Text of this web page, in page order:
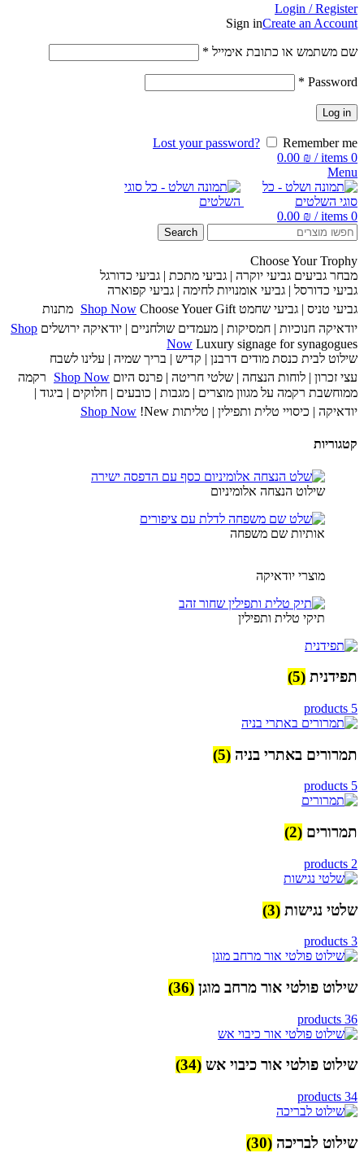
Login / Register
Sign inCreate an Account
שם משתמש או כתובת אימייל *
Password
*
Log in
Lost your password?
Remember me
0
items
/
0.00 ₪
Menu
0
items
/
0.00 ₪
Search
Choose Your Trophy
מבחר גביעים גביעי יוקרה | גביעי מתכת | גביעי כדורגל
גביעי כדורסל | גביעי אומנויות לחימה | גביעי קפוארה
גביעי טניס | גביעי שחמט
Shop Now Choose Youer Gift
מתנות
יודאיקה חנוכיות | חמסיקות | מעמדים שולחניים | יודאיקה ירושלים Shop
Now Luxury signage for synagogues
שילוט לבית כנסת מודים דרבנן | קדיש | בריך שמיה | עלינו לשבח
עצי זכרון | לוחות הנצחה | שלטי חריטה | פרנס היום Shop Now
רקמה
ממוחשבת רקמה על מגוון מוצרים | מגבות | כובעים | חלוקים | ביגוד |
יודאיקה | כיסויי טלית ותפילין | טליתות
Shop Now !New
קטגוריות
שילוט הנצחה אלומיניום
אותיות שם משפחה
מוצרי יודאיקה
תיקי טלית ותפילין
תפידנית (5)
5 products
תמרורים באתרי בניה (5)
5 products
תמרורים (2)
2 products
שלטי נגישות (3)
3 products
שילוט פולטי אור מרחב מוגן (36)
36 products
שילוט פולטי אור כיבוי אש (34)
34 products
שילוט לבריכה (30)